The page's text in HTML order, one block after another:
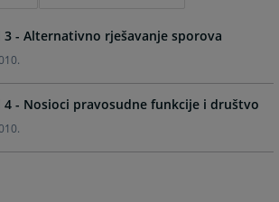
forward
with
and
3 - Alternativno rješavanje sporova
4 - Nosioci pravosudne funkcije i društvo